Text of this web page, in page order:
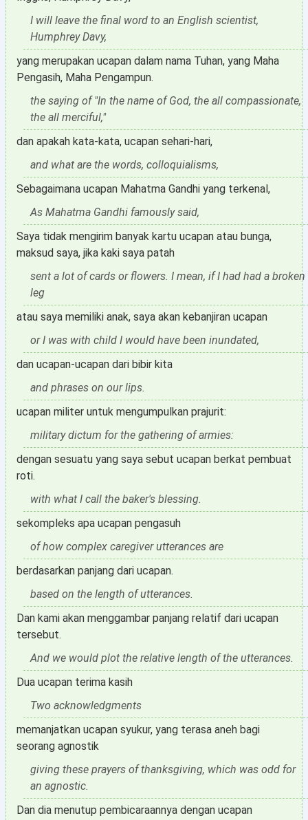
I will leave the final word to an English scientist,
Humphrey Davy,
yang merupakan ucapan dalam nama Tuhan, yang Maha
Pengasih, Maha Pengampun.
the saying of "In the name of God, the all compassionate,
the all merciful,"
dan apakah kata-kata, ucapan sehari-hari,
and what are the words, colloquialisms,
Sebagaimana ucapan Mahatma Gandhi yang terkenal,
As Mahatma Gandhi famously said,
Saya tidak mengirim banyak kartu ucapan atau bunga,
maksud saya, jika kaki saya patah
sent a lot of cards or flowers. I mean, if I had had a broken
leg
atau saya memiliki anak, saya akan kebanjiran ucapan
or I was with child I would have been inundated,
dan ucapan-ucapan dari bibir kita
and phrases on our lips.
ucapan militer untuk mengumpulkan prajurit:
military dictum for the gathering of armies:
dengan sesuatu yang saya sebut ucapan berkat pembuat
roti.
with what I call the baker's blessing.
sekompleks apa ucapan pengasuh
of how complex caregiver utterances are
berdasarkan panjang dari ucapan.
based on the length of utterances.
Dan kami akan menggambar panjang relatif dari ucapan
tersebut.
And we would plot the relative length of the utterances.
Dua ucapan terima kasih
Two acknowledgments
memanjatkan ucapan syukur, yang terasa aneh bagi
seorang agnostik
giving these prayers of thanksgiving, which was odd for
an agnostic.
Dan dia menutup pembicaraannya dengan ucapan